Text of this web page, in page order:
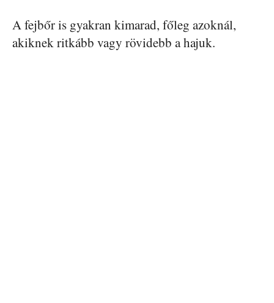
A fejbőr is gyakran kimarad, főleg azoknál,
akiknek ritkább vagy rövidebb a hajuk.